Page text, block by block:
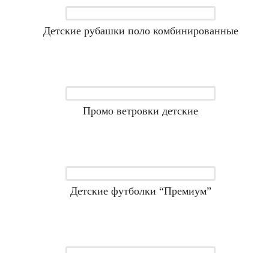
Детские рубашки поло комбинированные
Промо ветровки детские
Детские футболки “Премиум”